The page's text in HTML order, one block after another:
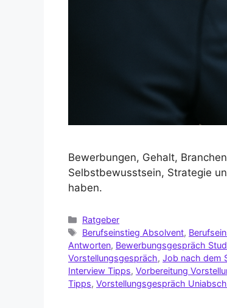
Bewerbungen, Gehalt,
Selbstbewusstsein, Strategie
haben.
Ratgeber
Berufseinstieg Absolvent,
Antworten, Bewerbungsgespräch
Vorstellungsgespräch, Job nach dem
Interview Tipps, Vorbereitung
Tipps, Vorstellungsgespräch